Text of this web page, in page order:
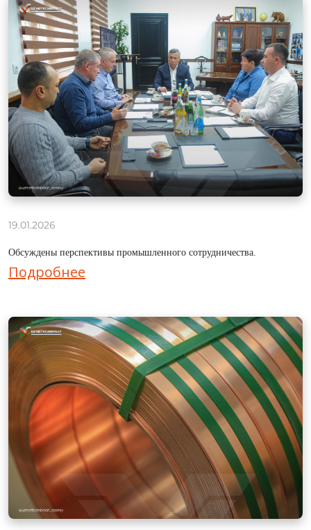
19.01.2026
Обсуждены перспективы промышленного сотрудничества.
Подробнее